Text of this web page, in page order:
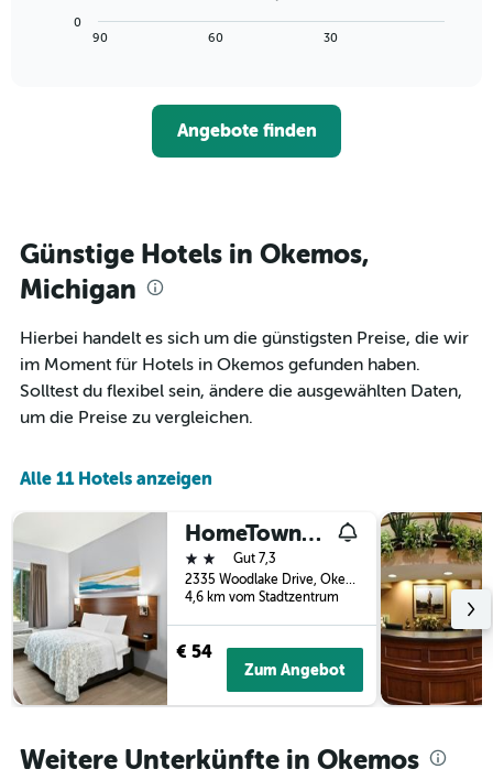
Wochentage
anzeigt.
Zimmerpreis
anzeigt.
zeigt,
näher
das
Aufenthaltsdatum
rückt.
Diagramm
hat
1
die
der
vor
dem
Aufenthalt
anzeigt
Das
Diagramm
hat
1
die
90 60 30
0
Angebote finden
Günstige Hotels in Okemos,
Michigan
Hierbei handelt es sich um die günstigsten Preise, die wir
im Moment für Hotels in Okemos gefunden haben.
Solltest du flexibel sein, ändere die ausgewählten Daten,
um die Preise zu vergleichen.
Alle 11 Hotels anzeigen
HomeTowne Studios by Red Roof East Lansing - Okemos
2 SterneGut 7,3
2335 Woodlake Drive, Okemos, MI, USA
4,6 km vom Stadtzentrum
€ 54
Zum Angebot
Weitere Unterkünfte in Okemos